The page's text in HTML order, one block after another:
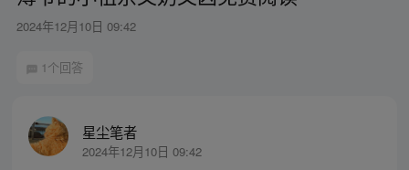
2024年12月10日 09:42
1个回答
星尘笔者
2024年12月10日 09:42